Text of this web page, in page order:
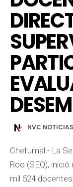
NVC NOTICIAS
Chetumal.- La
Roo (SEQ),
mil 524